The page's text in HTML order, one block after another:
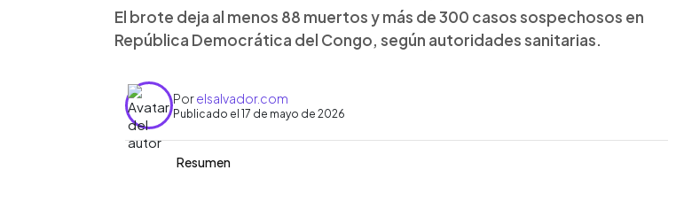
El brote deja al menos 88 muertos y más de 300 casos sospechosos en
República Democrática del Congo, según autoridades sanitarias.
Porelsalvador.com
Publicado el 17 de mayo de 2026
Resumen